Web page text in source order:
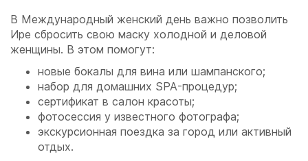
В Международный женский день важно позволить
Ире сбросить свою маску холодной и деловой
женщины. В этом помогут:
новые бокалы для вина или шампанского;
набор для домашних SPA-процедур;
сертификат в салон красоты;
фотосессия у известного фотографа;
экскурсионная поездка за город или активный
отдых.